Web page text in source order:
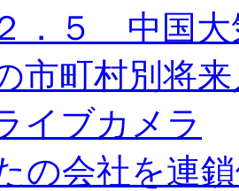
．５ 中国大
市町村別将
イブカメラ
の会社を連